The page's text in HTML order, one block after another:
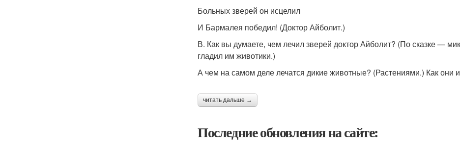
Больных зверей он исцелил
И Бармалея победил! (Доктор Айболит.)
В. Как вы думаете, чем лечил зверей доктор Айболит? (По сказке —
гладил им животики.)
А чем на самом деле лечатся дикие животные? (Растениями.) Как они
читать дальше →
Последние обновления на сайте: